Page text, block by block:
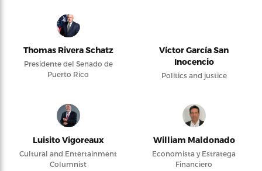
Thomas Rivera Schatz
Presidente del Senado de
Puerto Rico
Víctor García San
Inocencio
Politics and justice
Luisito Vigoreaux
Cultural and Entertainment
Columnist
William Maldonado
Economista y Estratega
Financiero